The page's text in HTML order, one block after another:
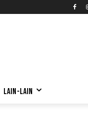
LAIN-LAIN